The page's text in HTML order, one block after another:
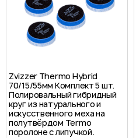
Zvizzer Thermo Hybrid
70/15/55мм Комплект 5 шт.
Полировальный гибридный
круг из натурального и
искусственного меха на
полутвёрдом Termo
поролоне с липучкой.